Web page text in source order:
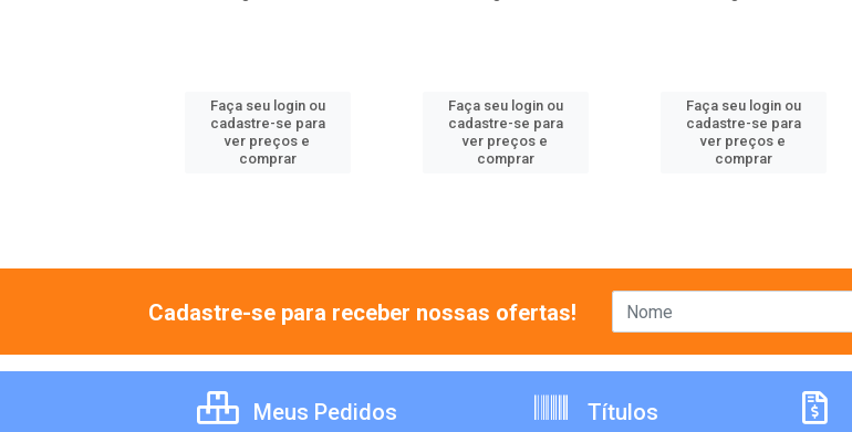
Faça seu login ou
cadastre-se para
ver preços e
comprar
Faça seu login ou
cadastre-se para
ver preços e
comprar
Faça seu login ou
cadastre-se para
ver preços e
comprar
Cadastre-se para receber nossas ofertas!
Meus Pedidos Títulos